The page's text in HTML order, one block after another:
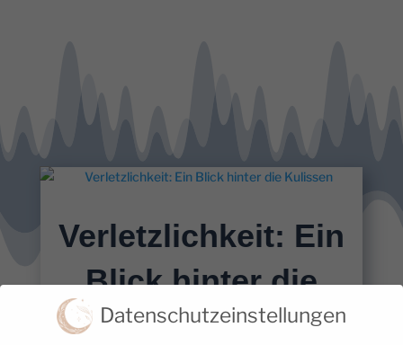
Verletzlichkeit: Ein
Blick hinter die
Kulissen
Datenschutzeinstellungen